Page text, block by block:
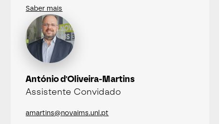
Saber mais
António d'Oliveira-Martins
Assistente Convidado
amartins@novaims.unl.pt